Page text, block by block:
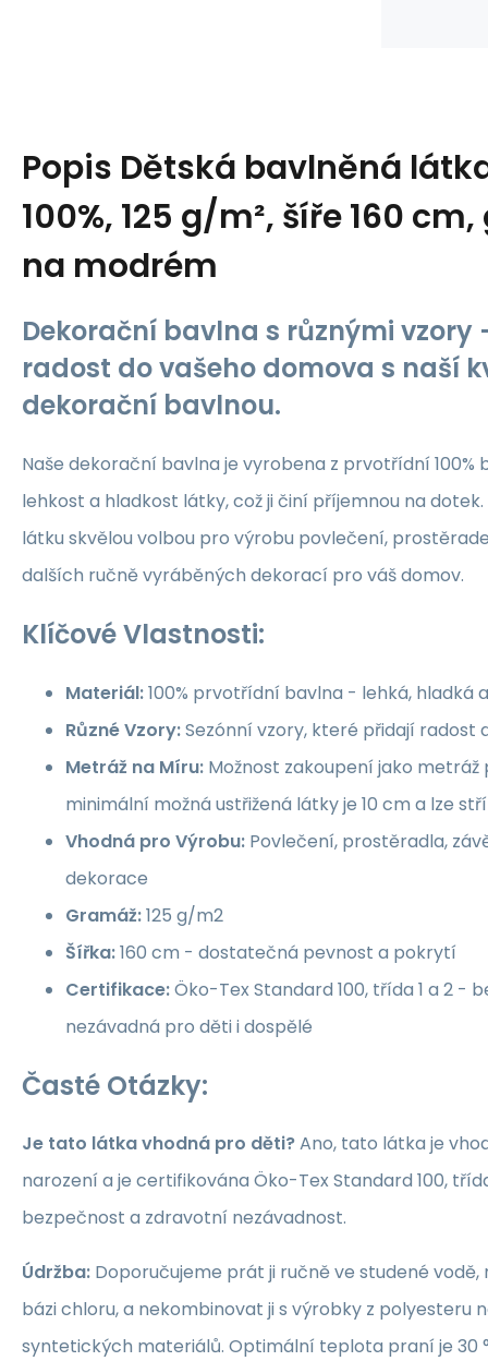
Popis Dětská bavlněná
100%, 125 g/m², šíře 160
na modrém
Dekorační bavlna s různými vzory
radost do vašeho domova s naší
dekorační bavlnou.
Naše dekorační bavlna je vyrobena z prvotřídní 100%
lehkost a hladkost látky, což ji činí příjemnou na
látku skvělou volbou pro výrobu povlečení,
dalších ručně vyráběných dekorací pro váš domov.
Klíčové Vlastnosti:
Materiál:100% prvotřídní bavlna - lehká, hladká
Různé Vzory:Sezónní vzory, které přidají radost
Metráž na Míru: Možnost zakoupení jako
minimální možná ustřižená látky je 10 cm a lze
Vhodná pro Výrobu: Povlečení, prostěradla,
dekorace
Gramáž:125 g/m2
Šířka:160 cm - dostatečná pevnost a pokrytí
Certifikace:Öko-Tex Standard 100, třída 1 a 2 -
nezávadná pro děti i dospělé
Časté Otázky:
Je tato látka vhodná pro děti?Ano, tato látka je
narození a je certifikována Öko-Tex Standard 100,
bezpečnost a zdravotní nezávadnost.
Údržba: Doporučujeme prát ji ručně ve studené
bázi chloru, a nekombinovat ji s výrobky z polyesteru
syntetických materiálů. Optimální teplota praní je 30